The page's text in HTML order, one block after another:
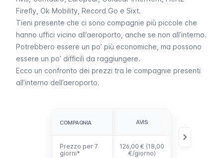
Firefly, Ok Mobility, Record Go e Sixt.
Tieni presente che ci sono compagnie più piccole che
hanno uffici vicino all’aeroporto, anche se non all’interno.
Potrebbero essere un po’ più economiche, ma possono
essere un po’ difficili da raggiungere.
Ecco un confronto dei prezzi tra le compagnie presenti
all’interno dell’aeroporto.
COMPAGNIA
Prezzo per 7
giorni*
COMPAGNIA AVIS
Prezzo per 7
giorni*
126,00 € (18,00
€/giorno)